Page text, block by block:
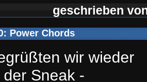
geschrieben
Power Chords
wir wieder
Sneak -